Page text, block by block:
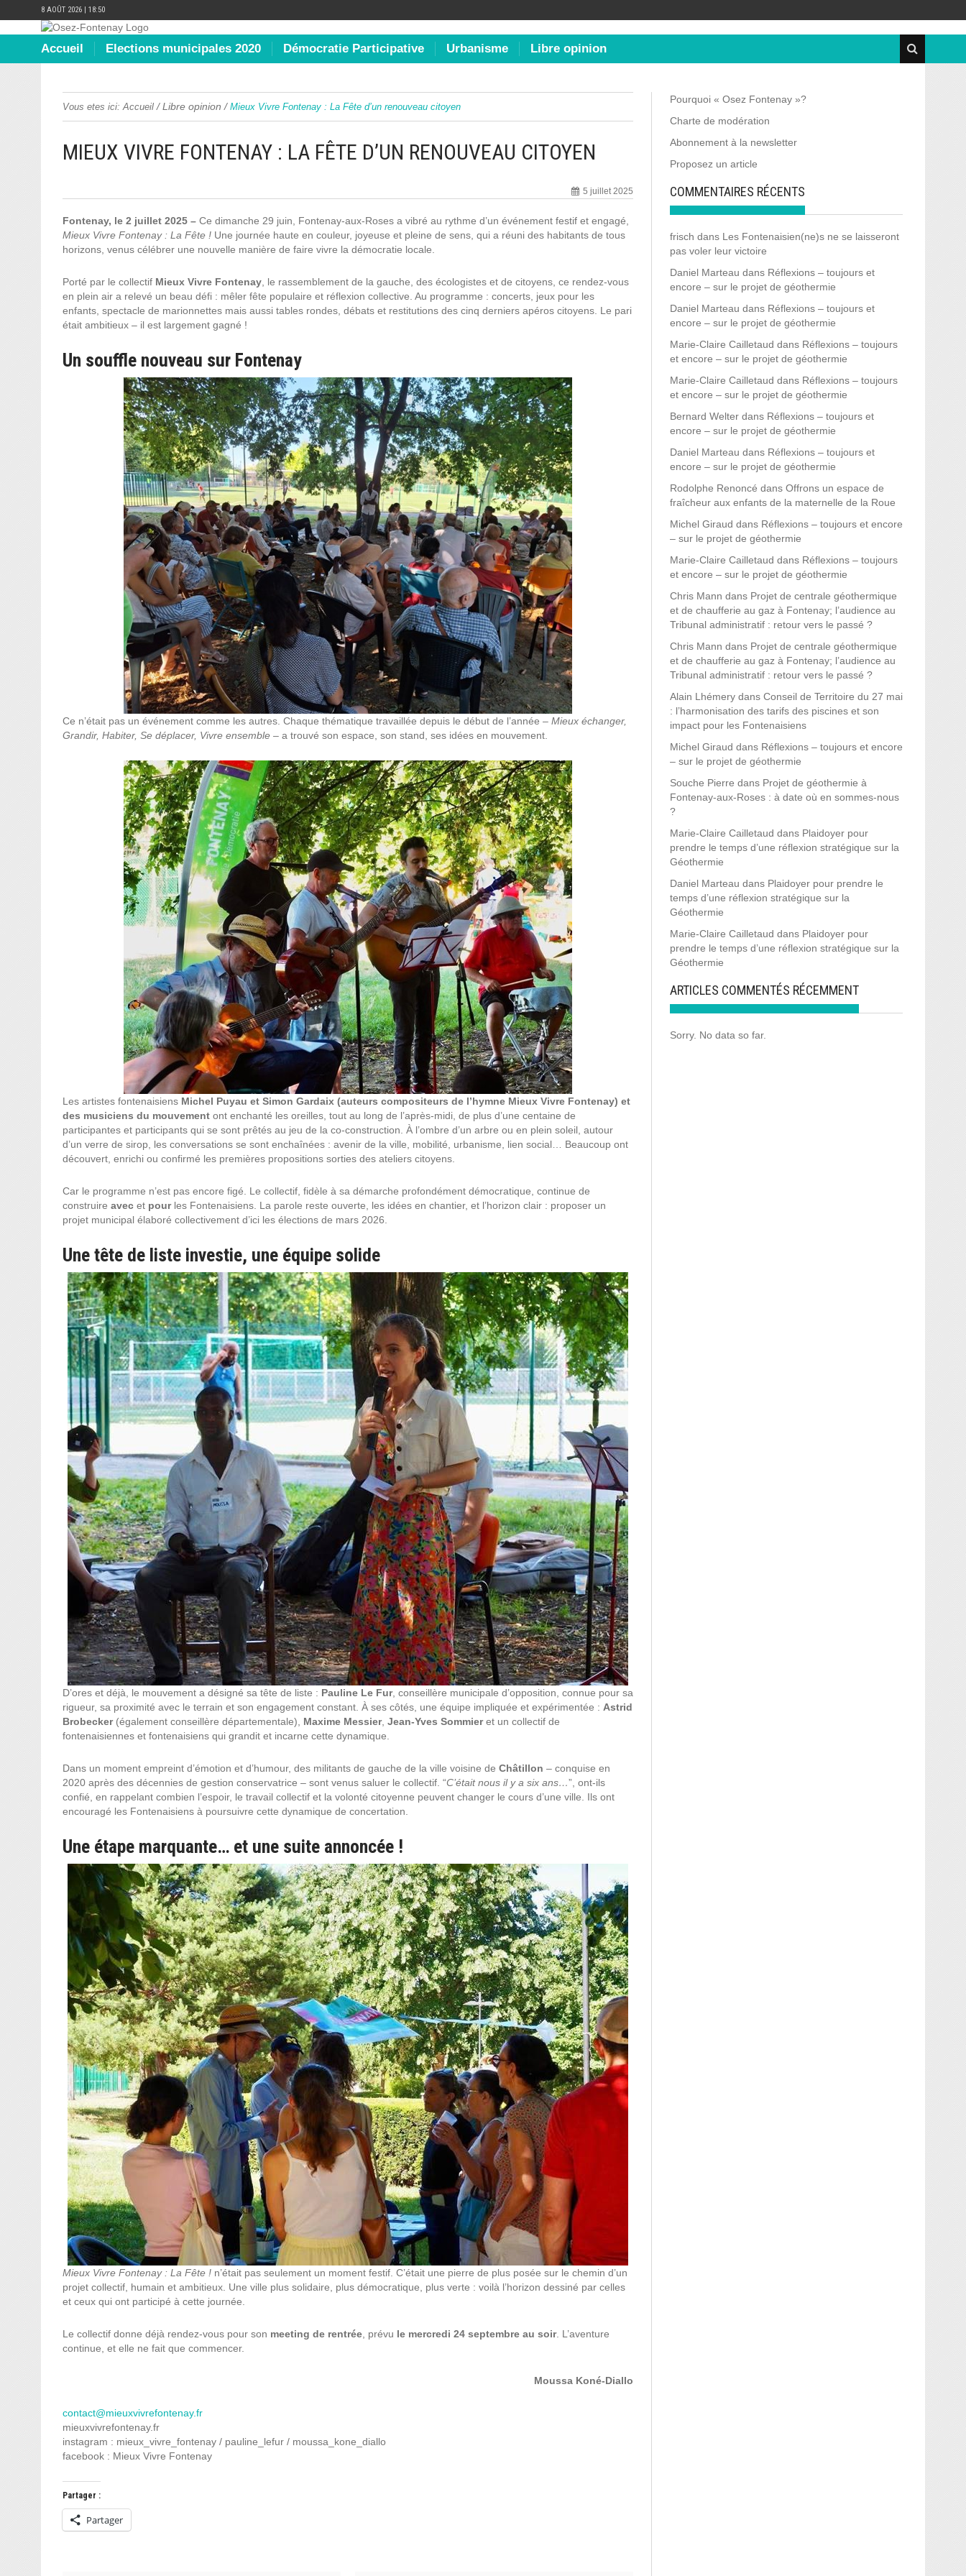
8 AOÛT 2026 | 18:50
Accueil Elections municipales 2020 Démocratie Participative Urbanisme Libre opinion
Vous etes ici: Accueil /Libre opinion / Mieux Vivre Fontenay : La Fête d’un renouveau citoyen
MIEUX VIVRE FONTENAY : LA FÊTE D’UN RENOUVEAU CITOYEN
5 juillet 2025
Fontenay, le 2 juillet 2025 – Ce dimanche 29 juin, Fontenay-aux-Roses a vibré au rythme d’un événement festif et engagé,
Mieux Vivre Fontenay : La Fête ! Une journée haute en couleur, joyeuse et pleine de sens, qui a réuni des habitants de tous
horizons, venus célébrer une nouvelle manière de faire vivre la démocratie locale.
Porté par le collectif Mieux Vivre Fontenay , le rassemblement de la gauche, des écologistes et de citoyens, ce rendez-vous
en plein air a relevé un beau défi : mêler fête populaire et réflexion collective. Au programme : concerts, jeux pour les
enfants, spectacle de marionnettes mais aussi tables rondes, débats et restitutions des cinq derniers apéros citoyens. Le pari
était ambitieux – il est largement gagné !
Un souffle nouveau sur Fontenay
Ce n’était pas un événement comme les autres. Chaque thématique travaillée depuis le début de l’année – Mieux échanger,
Grandir, Habiter, Se déplacer, Vivre ensemble – a trouvé son espace, son stand, ses idées en mouvement.
Les artistes fontenaisiens Michel Puyau et Simon Gardaix (auteurs compositeurs de l’hymne Mieux Vivre Fontenay) et
des musiciens du mouvement ont enchanté les oreilles, tout au long de l’après-midi, de plus d’une centaine de
participantes et participants qui se sont prêtés au jeu de la co-construction. À l’ombre d’un arbre ou en plein soleil, autour
d’un verre de sirop, les conversations se sont enchaînées : avenir de la ville, mobilité, urbanisme, lien social… Beaucoup ont
découvert, enrichi ou confirmé les premières propositions sorties des ateliers citoyens.
Car le programme n’est pas encore figé. Le collectif, fidèle à sa démarche profondément démocratique, continue de
construire avec et pourles Fontenaisiens. La parole reste ouverte, les idées en chantier, et l’horizon clair : proposer un
projet municipal élaboré collectivement d’ici les élections de mars 2026.
Une tête de liste investie, une équipe solide
D’ores et déjà, le mouvement a désigné sa tête de liste : Pauline Le Fur, conseillère municipale d’opposition, connue pour sa
rigueur, sa proximité avec le terrain et son engagement constant. À ses côtés, une équipe impliquée et expérimentée : Astrid
Brobecker(également conseillère départementale), Maxime Messier, Jean-Yves Sommieret un collectif de
fontenaisiennes et fontenaisiens qui grandit et incarne cette dynamique.
Dans un moment empreint d’émotion et d’humour, des militants de gauche de la ville voisine de Châtillon – conquise en
2020 après des décennies de gestion conservatrice – sont venus saluer le collectif. “C’était nous il y a six ans…”, ont-ils
confié, en rappelant combien l’espoir, le travail collectif et la volonté citoyenne peuvent changer le cours d’une ville. Ils ont
encouragé les Fontenaisiens à poursuivre cette dynamique de concertation.
Une étape marquante… et une suite annoncée !
Mieux Vivre Fontenay : La Fête ! n’était pas seulement un moment festif. C’était une pierre de plus posée sur le chemin d’un
projet collectif, humain et ambitieux. Une ville plus solidaire, plus démocratique, plus verte : voilà l’horizon dessiné par celles
et ceux qui ont participé à cette journée.
Le collectif donne déjà rendez-vous pour son meeting de rentrée , prévu le mercredi 24 septembre au soir. L’aventure
continue, et elle ne fait que commencer.
Moussa Koné-Diallo
contact@mieuxvivrefontenay.fr
mieuxvivrefontenay.fr
instagram : mieux_vivre_fontenay / pauline_lefur / moussa_kone_diallo
facebook : Mieux Vivre Fontenay
Partager :
Partager
Pourquoi « Osez Fontenay »?
Charte de modération
Abonnement à la newsletter
Proposez un article
COMMENTAIRES RÉCENTS
frisch dans Les Fontenaisien(ne)s ne se laisseront
pas voler leur victoire
Daniel Marteau dans Réflexions – toujours et
encore – sur le projet de géothermie
Daniel Marteau dans Réflexions – toujours et
encore – sur le projet de géothermie
Marie-Claire Cailletaud dans Réflexions – toujours
et encore – sur le projet de géothermie
Marie-Claire Cailletaud dans Réflexions – toujours
et encore – sur le projet de géothermie
Bernard Welter dans Réflexions – toujours et
encore – sur le projet de géothermie
Daniel Marteau dans Réflexions – toujours et
encore – sur le projet de géothermie
Rodolphe Renoncé dans Offrons un espace de
fraîcheur aux enfants de la maternelle de la Roue
Michel Giraud dans Réflexions – toujours et encore
– sur le projet de géothermie
Marie-Claire Cailletaud dans Réflexions – toujours
et encore – sur le projet de géothermie
Chris Mann dans Projet de centrale géothermique
et de chaufferie au gaz à Fontenay; l’audience au
Tribunal administratif : retour vers le passé ?
Chris Mann dans Projet de centrale géothermique
et de chaufferie au gaz à Fontenay; l’audience au
Tribunal administratif : retour vers le passé ?
Alain Lhémery dans Conseil de Territoire du 27 mai
: l’harmonisation des tarifs des piscines et son
impact pour les Fontenaisiens
Michel Giraud dans Réflexions – toujours et encore
– sur le projet de géothermie
Souche Pierre dans Projet de géothermie à
Fontenay-aux-Roses : à date où en sommes-nous
?
Marie-Claire Cailletaud dans Plaidoyer pour
prendre le temps d’une réflexion stratégique sur la
Géothermie
Daniel Marteau dans Plaidoyer pour prendre le
temps d’une réflexion stratégique sur la
Géothermie
Marie-Claire Cailletaud dans Plaidoyer pour
prendre le temps d’une réflexion stratégique sur la
Géothermie
ARTICLES COMMENTÉS RÉCEMMENT
Sorry. No data so far.